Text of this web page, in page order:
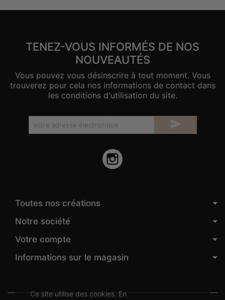
TENEZ-VOUS INFORMÉS DE NOS
NOUVEAUTÉS
Vous pouvez vous désinscrire à tout moment. Vous
trouverez pour cela nos informations de contact dans
les conditions d'utilisation du site.

Toutes nos créations
Notre société
Votre compte
Informations sur le magasin
Ce site utilise des cookies. En